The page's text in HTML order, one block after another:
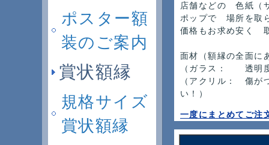
店舗などの 色紙（
ポップで 場所を取
価格もお求め安く
面材（額縁の全面に
（ガラス： 透明度
（アクリル： 傷が
い！）
一度にまとめてご注
ポスター額
装のご案内
賞状額縁
規格サイズ
賞状額縁